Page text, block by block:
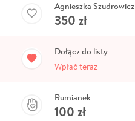
Agnieszka Szudrowicz
350 zł
Dołącz do listy
Wpłać teraz
Rumianek
100 zł